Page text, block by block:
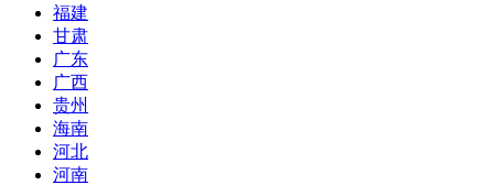
福建
甘肃
广东
广西
贵州
海南
河北
河南